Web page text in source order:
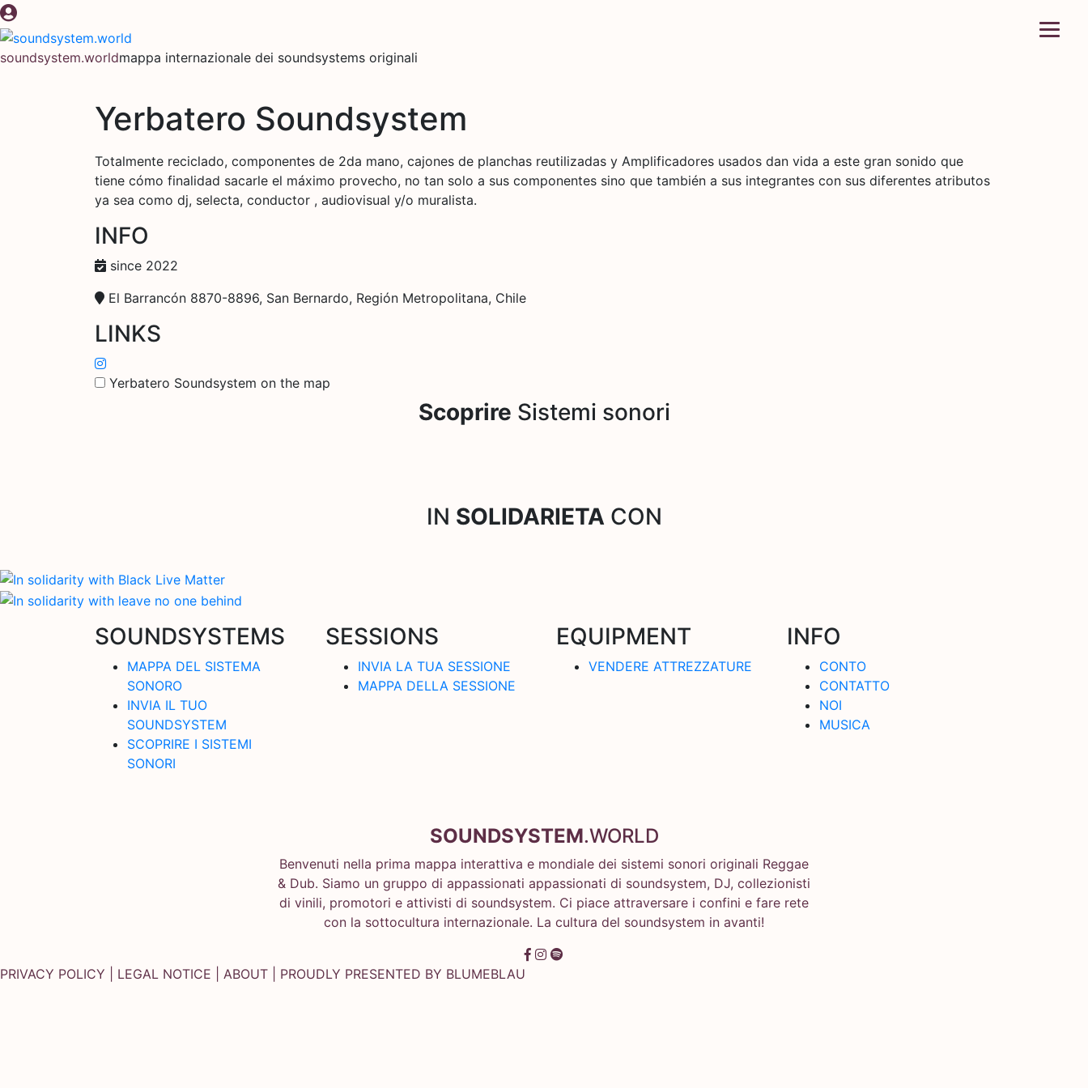
Salta
al
contenuto
soundsystem.worldmappa internazionale dei soundsystems originali
Yerbatero Soundsystem
Totalmente reciclado, componentes de 2da mano, cajones de planchas reutilizadas y Amplificadores usados dan vida a este gran sonido que
tiene cómo finalidad sacarle el máximo provecho, no tan solo a sus componentes sino que también a sus integrantes con sus diferentes atributos
ya sea como dj, selecta, conductor , audiovisual y/o muralista.
INFO
since 2022
El Barrancón 8870-8896, San Bernardo, Región Metropolitana, Chile
LINKS
Yerbatero Soundsystem on the map
Scoprire Sistemi sonori
IN SOLIDARIETA CON
SOUNDSYSTEMS
MAPPA DEL SISTEMA
SONORO
INVIA IL TUO
SOUNDSYSTEM
SCOPRIRE I SISTEMI
SONORI
SESSIONS
INVIA LA TUA SESSIONE
MAPPA DELLA SESSIONE
EQUIPMENT
VENDERE ATTREZZATURE
INFO
CONTO
CONTATTO
NOI
MUSICA
SOUNDSYSTEM.WORLD
Benvenuti nella prima mappa interattiva e mondiale dei sistemi sonori originali Reggae
& Dub. Siamo un gruppo di appassionati appassionati di soundsystem, DJ, collezionisti
di vinili, promotori e attivisti di soundsystem. Ci piace attraversare i confini e fare rete
con la sottocultura internazionale. La cultura del soundsystem in avanti!
PRIVACY POLICY LEGAL NOTICE ABOUT | PROUDLY PRESENTED BY BLUMEBLAU